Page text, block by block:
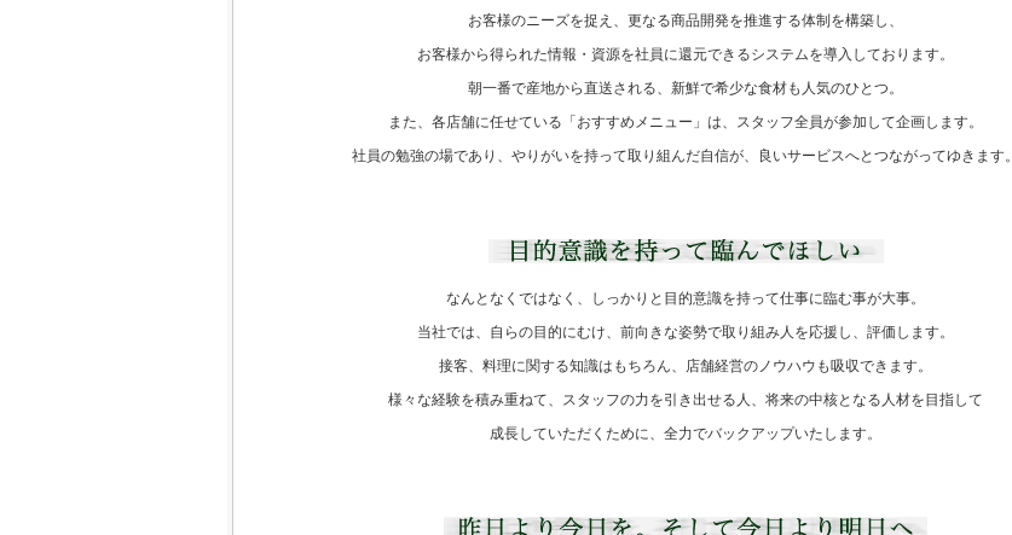
お客様のニーズを捉え、更なる商品開発を推進する体制を構築し、
お客様から得られた情報・資源を社員に還元できるシステムを導入しております。
朝一番で産地から直送される、新鮮で希少な食材も人気のひとつ。
また、各店舗に任せている「おすすめメニュー」は、スタッフ全員が参加して企画します。
社員の勉強の場であり、やりがいを持って取り組んだ自信が、良いサービスへとつながってゆきます。
なんとなくではなく、しっかりと目的意識を持って仕事に臨む事が大事。
当社では、自らの目的にむけ、前向きな姿勢で取り組み人を応援し、評価します。
接客、料理に関する知識はもちろん、店舗経営のノウハウも吸収できます。
様々な経験を積み重ねて、スタッフの力を引き出せる人、将来の中核となる人材を目指して
成長していただくために、全力でバックアップいたします。